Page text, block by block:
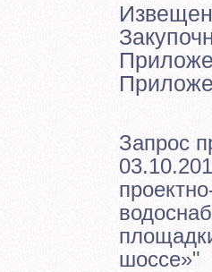
Запрос
шоссе»"